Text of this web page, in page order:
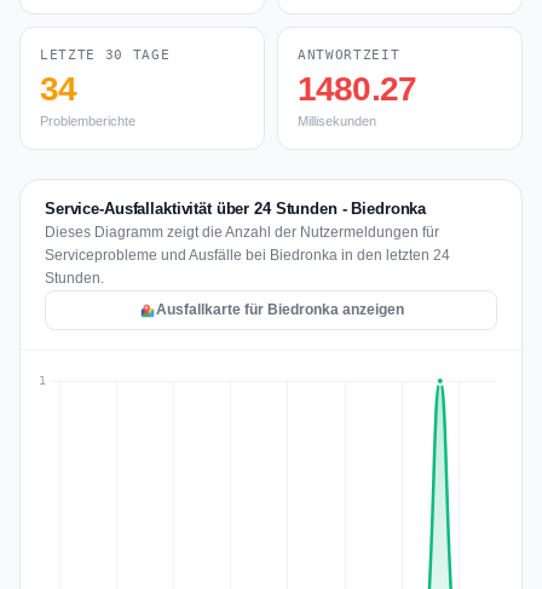
LETZTE 30 TAGE
34
Problemberichte
ANTWORTZEIT
1480.27
Millisekunden
Service-Ausfallaktivität über 24 Stunden - Biedronka
Dieses Diagramm zeigt die Anzahl der Nutzermeldungen für
Serviceprobleme und Ausfälle bei Biedronka in den letzten 24
Stunden.
Ausfallkarte für Biedronka anzeigen